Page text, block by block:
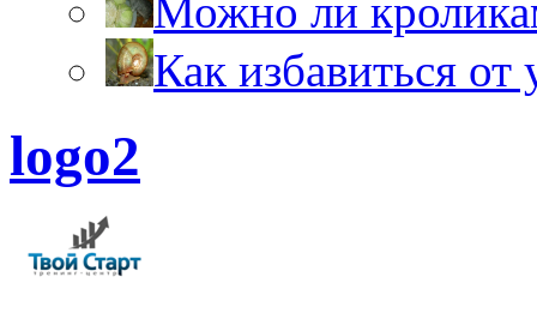
Можно ли
Как избавиться от
logo2